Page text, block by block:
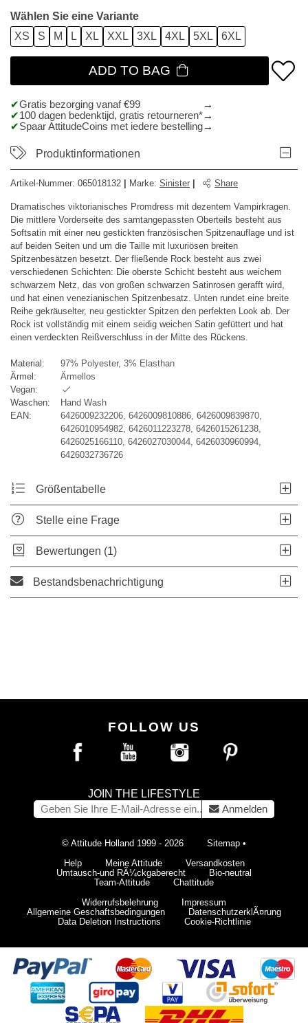
Wählen Sie eine Variante
XS
S M L XL XXL 3XL 4XL 5XL 6XL
ADD TO BAG
Gratis bezorging vanaf €99
100 dagen bedenktijd, gratis retourneren*
Spaar AttitudeCoins met iedere bestelling
Produktinformationen
Artikel-Nummer: 065018132 Marke: Sinister Share
Dramatisches viktorianisches Promdress mit dezentem Vampirkragen.
Die mittlere Vorderseite des samtangepassten Oberteils besteht aus
Softsatin mit einer neu gestickten französischen Spitzenauflage und ist
auf beiden Seiten und um die Taille mit luxuriösen breiten
Spitzenbesätzen besetzt. Der fließende Rock besteht aus zwei
verschiedenen Schichten: Die oberste Schicht besteht aus weichem
schwarzem Netz, das von großen schwarzen Satinrosen gerafft wird,
und hat einen venezianischen Spitzenbesatz. Unten rundet eine breite
Reihe gekräuselter, neu gestickter Spitzen den perfekten Look ab. Der
Rock ist vollständig mit einem seidig weichen Satin gefüttert und hat
einen verdeckten Reißverschluss in der Mitte des Rückens.
Material:
97% Polyester, 3% Elasthan
Ärmel:
Ärmellos
Vegan:
Waschen:
Hand Wash
EAN:
6426009232206, 6426009810886, 6426009839870,
6426010954982, 6426011223278, 6426015261238,
6426025166110, 6426027030044, 6426030960994,
6426032736726
Größentabelle
Stelle eine Frage
Bewertungen (1)
Bestandsbenachrichtigung
FOLLOW US
JOIN THE LIFESTYLE
Anmelden
© Attitude Holland 1999 - 2026 Sitemap •
Help
Meine Attitude
Versandkosten
Umtausch-und RÃ¼ckgaberecht
Bio-neutral
Team-Attitude
Chattitude
Widerrufsbelehrung
Impressum
Allgemeine Geschaftsbedingungen
DatenschutzerklÃ¤rung
Data Deletion Instructions
Cookie-Richtlinie